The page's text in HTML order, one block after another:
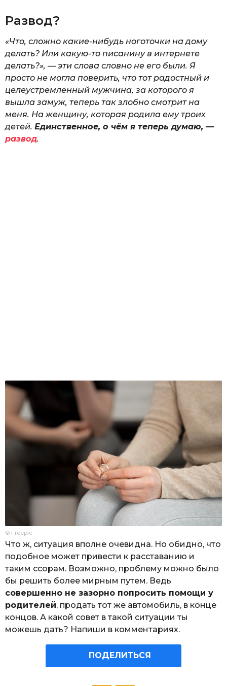
Развод?
«Что, сложно какие-нибудь ноготочки на дому
делать? Или какую-то писанину в интернете
делать?», — эти слова словно не его были. Я
просто не могла поверить, что тот радостный и
целеустремленный мужчина, за которого я
вышла замуж, теперь так злобно смотрит на
меня. На женщину, которая родила ему троих
детей. Единственное, о чём я теперь думаю, —
развод.
© Freepic
Что ж, ситуация вполне очевидна. Но обидно, что
подобное может привести к расставанию и
таким ссорам. Возможно, проблему можно было
бы решить более мирным путем. Ведь
совершенно не зазорно попросить помощи у
родителей, продать тот же автомобиль, в конце
концов. А какой совет в такой ситуации ты
можешь дать? Напиши в комментариях.
ПОДЕЛИТЬСЯ